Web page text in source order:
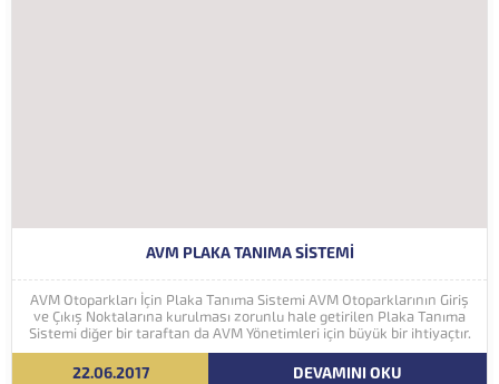
AVM PLAKA TANIMA SISTEMI
AVM Otoparkları İçin Plaka Tanıma Sistemi AVM Otoparklarının Giriş
ve Çıkış Noktalarına kurulması zorunlu hale getirilen Plaka Tanıma
Sistemi diğer bir taraftan da AVM Yönetimleri için büyük bir ihtiyaçtır.
AVM Yönetimleri Plaka Tanıma Sisteminden elde edecekleri verilerle
müşteri yoğunluk analizlerini çok ayrıntılı...
22.06.2017 DEVAMINI OKU